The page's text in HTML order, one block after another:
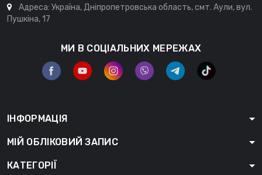
Адреса: Україна, Дніпропетровська область, смт. Аули, вул.
Пушкіна, 17
МИ В СОЦІАЛЬНИХ МЕРЕЖАХ
ІНФОРМАЦІЯ
МІЙ ОБЛІКОВИЙ ЗАПИС
КАТЕГОРІЇ